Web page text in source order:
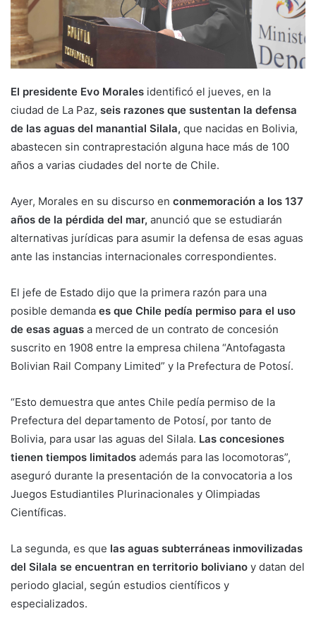
El presidente Evo Morales identificó el jueves, en la
ciudad de La Paz, seis razones que sustentan la defensa
de las aguas del manantial Silala, que nacidas en Bolivia,
abastecen sin contraprestación alguna hace más de 100
años a varias ciudades del norte de Chile.
Ayer, Morales en su discurso en conmemoración a los 137
años de la pérdida del mar, anunció que se estudiarán
alternativas jurídicas para asumir la defensa de esas aguas
ante las instancias internacionales correspondientes.
El jefe de Estado dijo que la primera razón para una
posible demanda es que Chile pedía permiso para el uso
de esas aguas a merced de un contrato de concesión
suscrito en 1908 entre la empresa chilena “Antofagasta
Bolivian Rail Company Limited” y la Prefectura de Potosí.
“Esto demuestra que antes Chile pedía permiso de la
Prefectura del departamento de Potosí, por tanto de
Bolivia, para usar las aguas del Silala. Las concesiones
tienen tiempos limitados además para las locomotoras”,
aseguró durante la presentación de la convocatoria a los
Juegos Estudiantiles Plurinacionales y Olimpiadas
Científicas.
La segunda, es que las aguas subterráneas inmovilizadas
del Silala se encuentran en territorio boliviano y datan del
periodo glacial, según estudios científicos y
especializados.